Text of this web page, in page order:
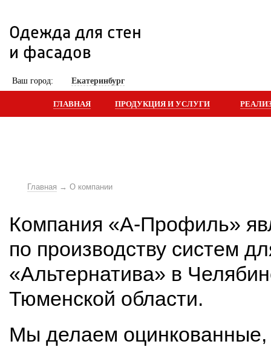
Одежда для стен
и фасадов
Ваш город: Екатеринбург
ГЛАВНАЯ ПРОДУКЦИЯ И УСЛУГИ
Главная О компании
Компания «А-Профиль»
по производству систем
«Альтернатива» в
Тюменской области.
Мы делаем